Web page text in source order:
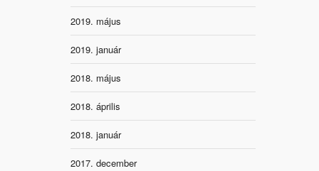
2019. május
2019. január
2018. május
2018. április
2018. január
2017. december